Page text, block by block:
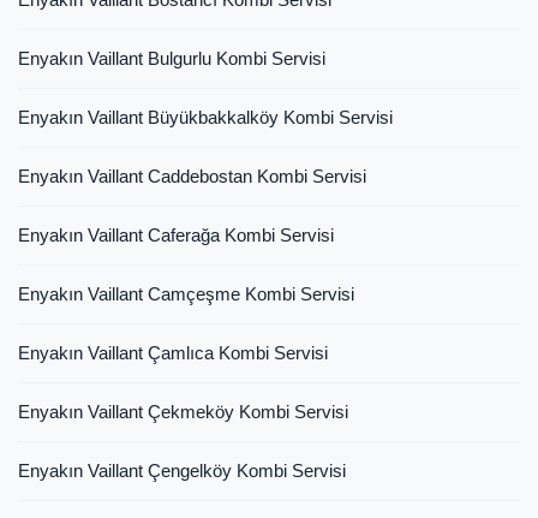
Enyakın Vaillant Bulgurlu Kombi Servisi
Enyakın Vaillant Büyükbakkalköy Kombi Servisi
Enyakın Vaillant Caddebostan Kombi Servisi
Enyakın Vaillant Caferağa Kombi Servisi
Enyakın Vaillant Camçeşme Kombi Servisi
Enyakın Vaillant Çamlıca Kombi Servisi
Enyakın Vaillant Çekmeköy Kombi Servisi
Enyakın Vaillant Çengelköy Kombi Servisi